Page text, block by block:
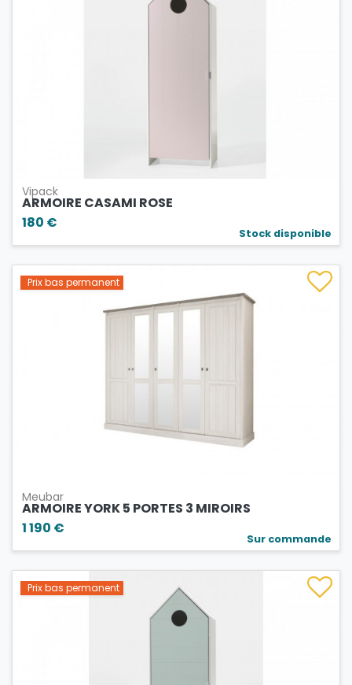
Vipack
ARMOIRE CASAMI ROSE
180 €
Stock disponible
Prix bas permanent
Meubar
ARMOIRE YORK 5 PORTES 3 MIROIRS
1 190 €
Sur commande
Prix bas permanent